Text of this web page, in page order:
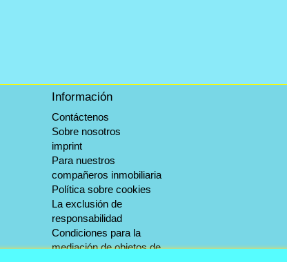
Información
Contáctenos
Sobre nosotros
imprint
Para nuestros
compañeros inmobiliaria
Política sobre cookies
La exclusión de
responsabilidad
Condiciones para la
mediación de objetos de